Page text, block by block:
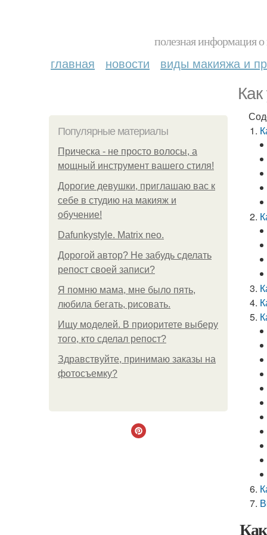
полезная информация
главная новости виды макияжа и
Популярные материалы
Прическа - не просто волосы, а
мощный инструмент вашего стиля!
Дорогие девушки, приглашаю вас к
себе в студию на макияж и
обучение!
Dafunkystyle. Matrix neo.
Дорогой автор? Не забудь сделать
репост своей записи?
Я помню мама, мне было пять,
любила бегать, рисовать.
Ищу моделей. В приоритете выберу
того, кто сделал репост?
Здравствуйте, принимаю заказы на
фотосъемку?